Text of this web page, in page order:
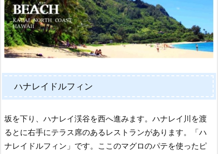
ハナレイドルフィン
坂を下り、ハナレイ渓谷を西へ進みます。ハナレイ川を渡
るとに右手にテラス席のあるレストランがあります。「ハ
ナレイドルフィン」です。ここのマグロのパテを使ったピ